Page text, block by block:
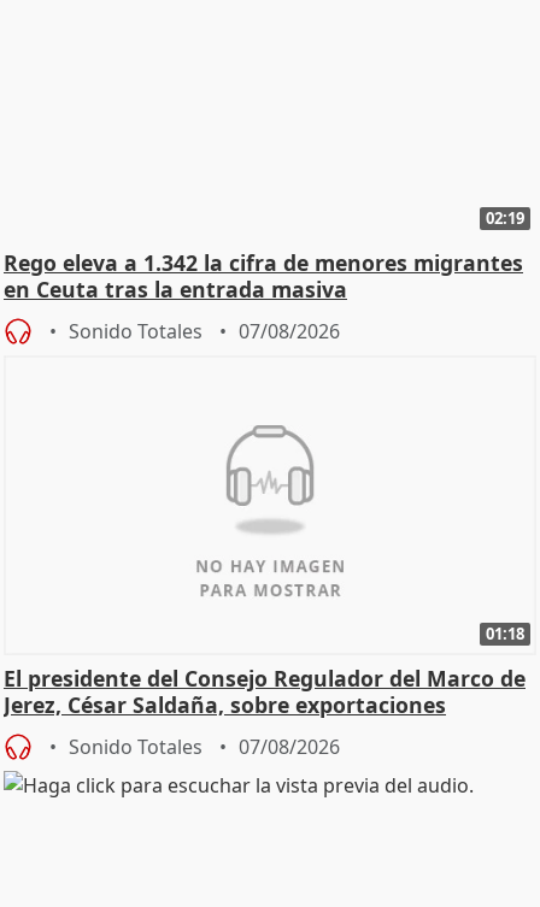
02:19
Rego eleva a 1.342 la cifra de menores migrantes
en Ceuta tras la entrada masiva
Sonido Totales 07/08/2026
01:18
El presidente del Consejo Regulador del Marco de
Jerez, César Saldaña, sobre exportaciones
Sonido Totales 07/08/2026